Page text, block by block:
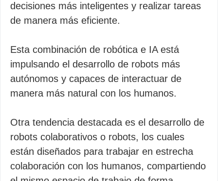
decisiones más inteligentes y realizar tareas
de manera más eficiente.
Esta combinación de robótica e IA está
impulsando el desarrollo de robots más
autónomos y capaces de interactuar de
manera más natural con los humanos.
Otra tendencia destacada es el desarrollo de
robots colaborativos o robots, los cuales
están diseñados para trabajar en estrecha
colaboración con los humanos, compartiendo